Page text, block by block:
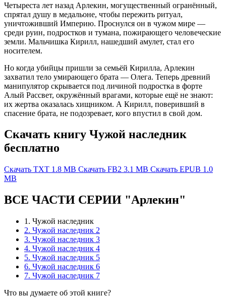
Четыреста лет назад Арлекин, могущественный огранённый,
спрятал душу в медальоне, чтобы пережить ритуал,
уничтоживший Империю. Проснулся он в чужом мире —
среди руин, подростков и тумана, пожирающего человеческие
земли. Мальчишка Кирилл, нашедший амулет, стал его
носителем.
Но когда убийцы пришли за семьёй Кирилла, Арлекин
захватил тело умирающего брата — Олега. Теперь древний
манипулятор скрывается под личиной подростка в форте
Алый Рассвет, окружённый врагами, которые ещё не знают:
их жертва оказалась хищником. А Кирилл, поверивший в
спасение брата, не подозревает, кого впустил в свой дом.
Скачать книгу Чужой наследник
бесплатно
Скачать TXT 1.8 MB Скачать FB2 3.1 MB Скачать EPUB 1.0
MB
ВСЕ ЧАСТИ СЕРИИ "Арлекин"
1. Чужой наследник
2. Чужой наследник 2
3. Чужой наследник 3
4. Чужой наследник 4
5. Чужой наследник 5
6. Чужой наследник 6
7. Чужой наследник 7
Что вы думаете об этой книге?